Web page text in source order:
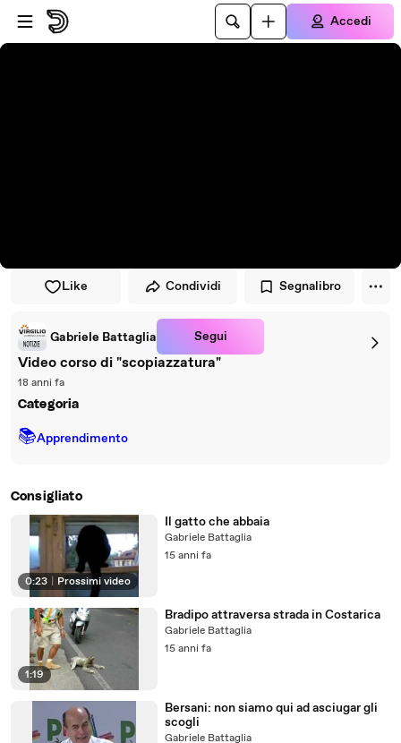
Vai al lettore
Passa al contenuto principale
Accedi
Like Condividi Segnalibro
Gabriele Battaglia Segui
Video corso di "scopiazzatura"
18 anni fa
Categoria
📚Apprendimento
Consigliato
0:23 Prossimi video
Il gatto che abbaia
Gabriele Battaglia
15 anni fa
1:19
Bradipo attraversa strada in Costarica
Gabriele Battaglia
15 anni fa
Bersani: non siamo qui ad asciugar gli
scogli
Gabriele Battaglia